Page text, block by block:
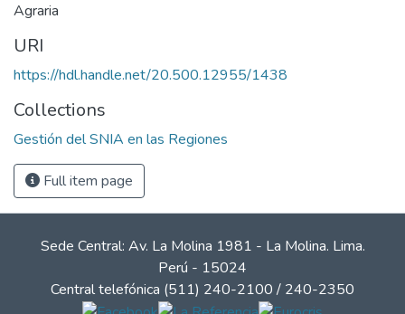
Agraria
URI
https://hdl.handle.net/20.500.12955/1438
Collections
Gestión del SNIA en las Regiones
Full item page
Sede Central: Av. La Molina 1981 - La Molina. Lima.
Perú - 15024
Central telefónica (511) 240-2100 / 240-2350